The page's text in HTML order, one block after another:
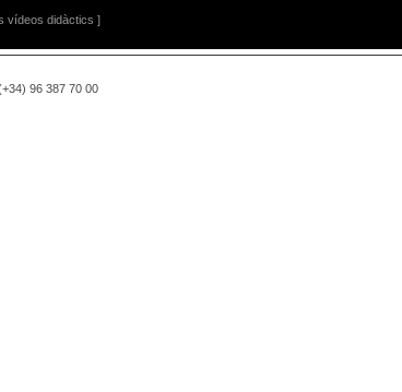
vídeos didàctics ]
96 387 70 00